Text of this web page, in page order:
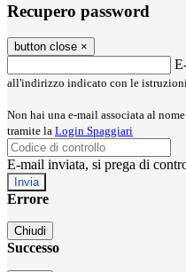
Recupero password
button close ×
all'indirizzo indicato con le istruzioni
Non hai una e-mail associata al
tramite la Login Spaggiari
E-mail inviata, si prega di
Errore
Chiudi
Successo